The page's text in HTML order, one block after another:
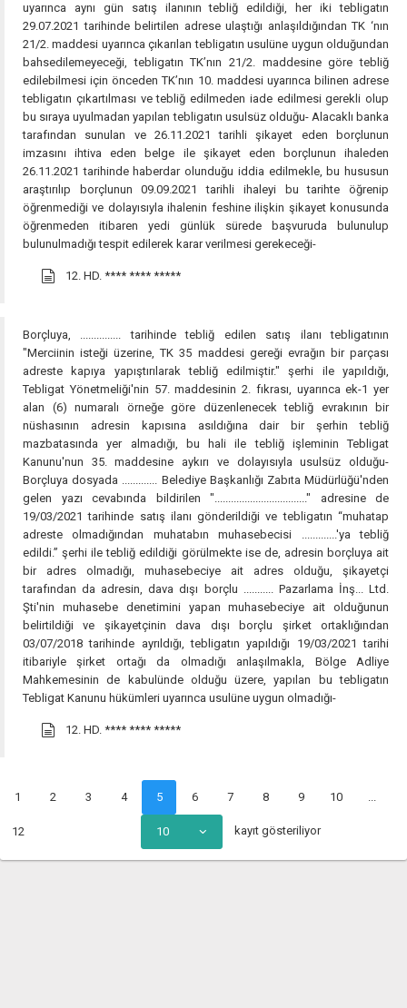
uyarınca aynı gün satış ilanının tebliğ edildiği, her iki tebligatın
29.07.2021 tarihinde belirtilen adrese ulaştığı anlaşıldığından TK ‘nın
21/2. maddesi uyarınca çıkarılan tebligatın usulüne uygun olduğundan
bahsedilemeyeceği, tebligatın TK’nın 21/2. maddesine göre tebliğ
edilebilmesi için önceden TK’nın 10. maddesi uyarınca bilinen adrese
tebligatın çıkartılması ve tebliğ edilmeden iade edilmesi gerekli olup
bu sıraya uyulmadan yapılan tebligatın usulsüz olduğu- Alacaklı banka
tarafından sunulan ve 26.11.2021 tarihli şikayet eden borçlunun
imzasını ihtiva eden belge ile şikayet eden borçlunun ihaleden
26.11.2021 tarihinde haberdar olunduğu iddia edilmekle, bu hususun
araştırılıp borçlunun 09.09.2021 tarihli ihaleyi bu tarihte öğrenip
öğrenmediği ve dolayısıyla ihalenin feshine ilişkin şikayet konusunda
öğrenmeden itibaren yedi günlük sürede başvuruda bulunulup
bulunulmadığı tespit edilerek karar verilmesi gerekeceği-
12. HD. **** **** *****
Borçluya, ............... tarihinde tebliğ edilen satış ilanı tebligatının
"Merciinin isteği üzerine, TK 35 maddesi gereği evrağın bir parçası
adreste kapıya yapıştırılarak tebliğ edilmiştir." şerhi ile yapıldığı,
Tebligat Yönetmeliği'nin 57. maddesinin 2. fıkrası, uyarınca ek-1 yer
alan (6) numaralı örneğe göre düzenlenecek tebliğ evrakının bir
nüshasının adresin kapısına asıldığına dair bir şerhin tebliğ
mazbatasında yer almadığı, bu hali ile tebliğ işleminin Tebligat
Kanunu'nun 35. maddesine aykırı ve dolayısıyla usulsüz olduğu-
Borçluya dosyada ............. Belediye Başkanlığı Zabıta Müdürlüğü'nden
gelen yazı cevabında bildirilen ".................................." adresine de
19/03/2021 tarihinde satış ilanı gönderildiği ve tebligatın “muhatap
adreste olmadığından muhatabın muhasebecisi .............'ya tebliğ
edildi.” şerhi ile tebliğ edildiği görülmekte ise de, adresin borçluya ait
bir adres olmadığı, muhasebeciye ait adres olduğu, şikayetçi
tarafından da adresin, dava dışı borçlu ........... Pazarlama İnş... Ltd.
Şti'nin muhasebe denetimini yapan muhasebeciye ait olduğunun
belirtildiği ve şikayetçinin dava dışı borçlu şirket ortaklığından
03/07/2018 tarihinde ayrıldığı, tebligatın yapıldığı 19/03/2021 tarihi
itibariyle şirket ortağı da olmadığı anlaşılmakla, Bölge Adliye
Mahkemesinin de kabulünde olduğu üzere, yapılan bu tebligatın
Tebligat Kanunu hükümleri uyarınca usulüne uygun olmadığı-
12. HD. **** **** *****
1 2 3 4 5 6 7 8 9 10 ...
12 10 kayıt gösteriliyor